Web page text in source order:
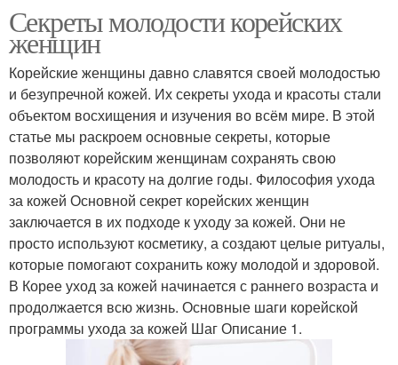
Секреты молодости корейских
женщин
Корейские женщины давно славятся своей молодостью
и безупречной кожей. Их секреты ухода и красоты стали
объектом восхищения и изучения во всём мире. В этой
статье мы раскроем основные секреты, которые
позволяют корейским женщинам сохранять свою
молодость и красоту на долгие годы. Философия ухода
за кожей Основной секрет корейских женщин
заключается в их подходе к уходу за кожей. Они не
просто используют косметику, а создают целые ритуалы,
которые помогают сохранить кожу молодой и здоровой.
В Корее уход за кожей начинается с раннего возраста и
продолжается всю жизнь. Основные шаги корейской
программы ухода за кожей Шаг Описание 1.